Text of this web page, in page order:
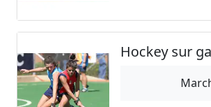
Hockey sur